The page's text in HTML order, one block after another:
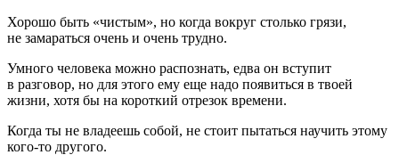
Хорошо быть «чистым», но когда вокруг столько грязи,
не замараться очень и очень трудно.
Умного человека можно распознать, едва он вступит
в разговор, но для этого ему еще надо появиться в твоей
жизни, хотя бы на короткий отрезок времени.
Когда ты не владеешь собой, не стоит пытаться научить этому
кого-то другого.